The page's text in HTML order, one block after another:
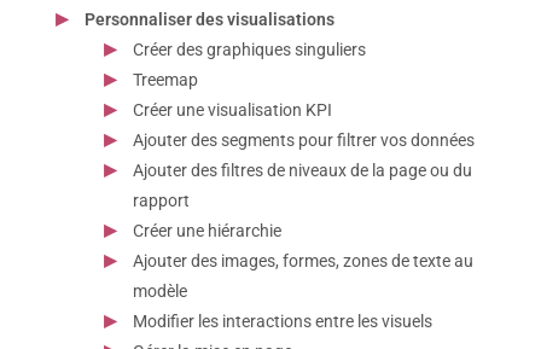
Personnaliser des visualisations
Créer des graphiques singuliers
Treemap
Créer une visualisation KPI
Ajouter des segments pour filtrer vos données
Ajouter des filtres de niveaux de la page ou du
rapport
Créer une hiérarchie
Ajouter des images, formes, zones de texte au
modèle
Modifier les interactions entre les visuels